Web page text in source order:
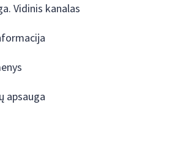
Vidinis kanalas
apsauga